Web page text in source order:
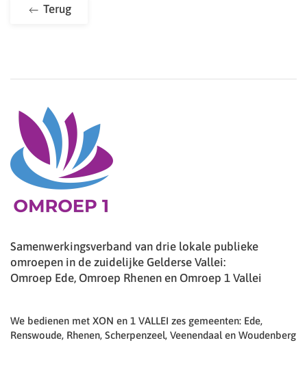
Terug
Samenwerkingsverband van drie lokale publieke
omroepen in de zuidelijke Gelderse Vallei:
Omroep Ede, Omroep Rhenen en Omroep 1 Vallei
We bedienen met XON en 1 VALLEI zes gemeenten: Ede,
Renswoude, Rhenen, Scherpenzeel, Veenendaal en Woudenberg